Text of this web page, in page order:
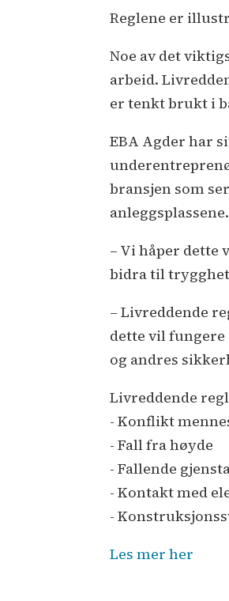
Reglene er
Noe av det
arbeid.
er tenkt brukt i
EBA Agder har
bransjen som
anleggsplassene.
– Vi håper
bidra til trygghet
– Livreddende
dette vil fungere
og andres
Livreddende
- Konflikt
- Fall fra høyde
- Fallende
- Kontakt med
-
Les mer her